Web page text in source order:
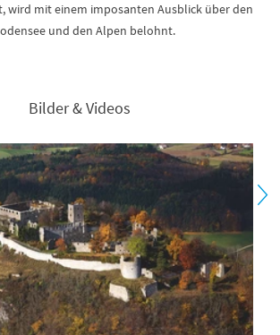
wird mit einem imposanten Ausblick über den
und den Alpen belohnt.
Bilder & Videos